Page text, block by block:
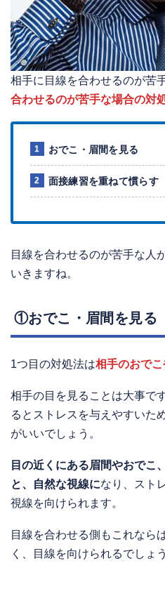
相手に目線を合わせるのが苦
合わせるのが苦手な場合の対
おでこ・眉間を見る
面接練習を重ねて慣らす
目線を合わせるのが苦手な人
いきますね。
①おでこ・眉間を見る
1つ目の対処法は相手のおで
相手の目を見ることは大事で
るとストレスを与えやすいた
がいいでしょう。
目の近くにある眉間やおでこ
と、自然な視線になり、スト
視線を向けられます。
目線を合わせる側もこれなら
く、目線を向けられるでしょう